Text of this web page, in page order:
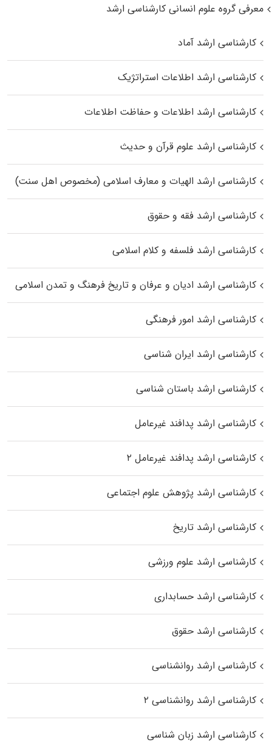
معرفی گروه علوم انسانی کارشناسی ارشد
کارشناسی ارشد آماد
کارشناسی ارشد اطلاعات استراتژیک
کارشناسی ارشد اطلاعات و حفاظت اطلاعات
کارشناسی ارشد علوم قرآن و حدیث
کارشناسی ارشد الهیات و معارف اسلامی (مخصوص اهل سنت)
کارشناسی ارشد فقه و حقوق
کارشناسی ارشد فلسفه و کلام اسلامی
کارشناسی ارشد ادیان و عرفان و تاریخ فرهنگ و تمدن اسلامی
کارشناسی ارشد امور فرهنگی
کارشناسی ارشد ایران شناسی
کارشناسی ارشد باستان شناسی
کارشناسی ارشد پدافند غیرعامل
کارشناسی ارشد پدافند غیرعامل ۲
کارشناسی ارشد پژوهش علوم اجتماعی
کارشناسی ارشد تاریخ
کارشناسی ارشد علوم ورزشی
کارشناسی ارشد حسابداری
کارشناسی ارشد حقوق
کارشناسی ارشد روانشناسی
کارشناسی ارشد روانشناسی ۲
کارشناسی ارشد زبان شناسی